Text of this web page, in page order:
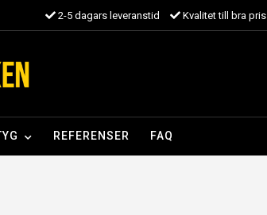
2-5 dagars leveranstid Kvalitet till bra pris
REFERENSER FAQ